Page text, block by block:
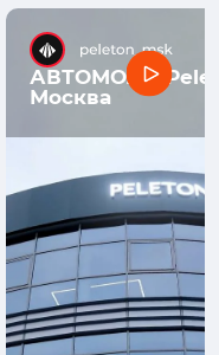
АВТОМОЛЛ
Москва